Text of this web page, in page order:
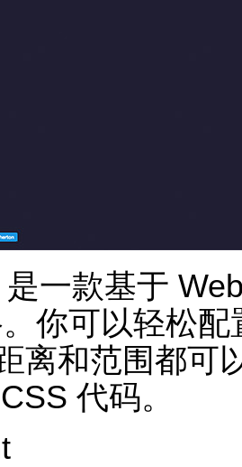
一款基于
你可以轻松
离和范围都可
代码。